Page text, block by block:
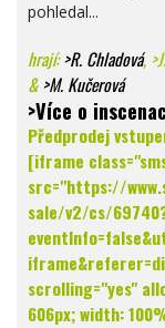
pohledal...
hrají:>R. Chladová,
&>M. Kučerová
>Více o
Předprodej
[iframe
src="https://
sale/v2/cs/
scrolling="yes"
606px; width: